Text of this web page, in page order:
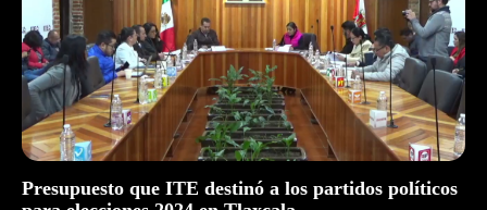
Presupuesto que ITE destinó a los partidos políticos